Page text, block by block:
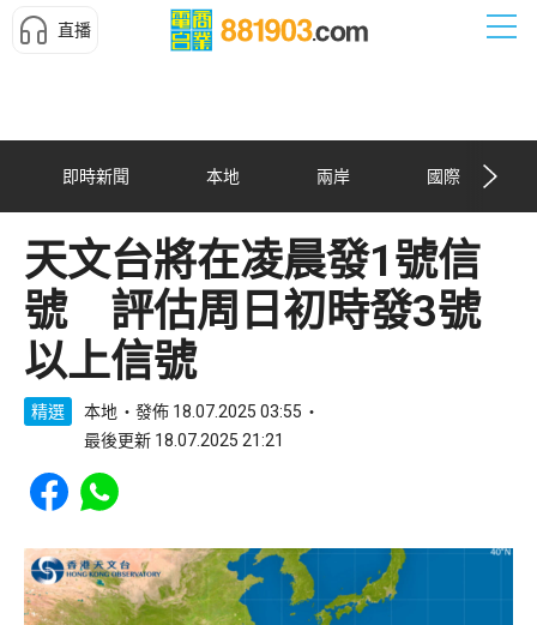
直播
即時新聞 本地 兩岸 國際
天文台將在凌晨發1號信
號 評估周日初時發3號
以上信號
精選 本地
發佈 18.07.2025 03:55
最後更新 18.07.2025 21:21
Share to Facebook
Share to WhatsApp